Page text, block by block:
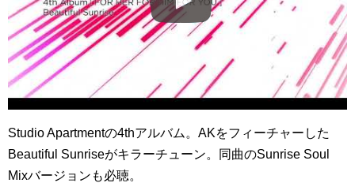
Studio Apartmentの4thアルバム。AKをフィーチャーした
Beautiful Sunriseがキラーチューン。同曲のSunrise Soul
Mixバージョンも必聴。